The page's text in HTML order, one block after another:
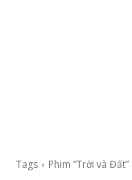
Tags Phim “Trời và Đất”